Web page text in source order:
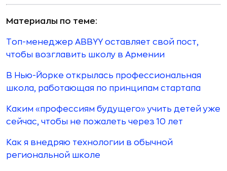
Материалы по теме:
Топ-менеджер ABBYY оставляет свой пост,
чтобы возглавить школу в Армении
В Нью-Йорке открылась профессиональная
школа, работающая по принципам стартапа
Каким «профессиям будущего» учить детей уже
сейчас, чтобы не пожалеть через 10 лет
Как я внедряю технологии в обычной
региональной школе